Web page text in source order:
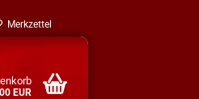
Merkzettel
EUR